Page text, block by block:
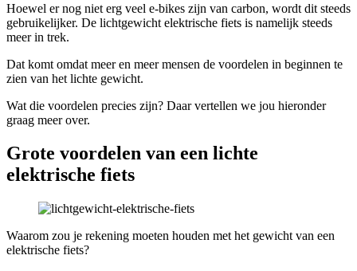
Hoewel er nog niet erg veel e-bikes zijn van carbon, wordt dit steeds
gebruikelijker. De lichtgewicht elektrische fiets is namelijk steeds
meer in trek.
Dat komt omdat meer en meer mensen de voordelen in beginnen te
zien van het lichte gewicht.
Wat die voordelen precies zijn? Daar vertellen we jou hieronder
graag meer over.
Grote voordelen van een lichte
elektrische fiets
Waarom zou je rekening moeten houden met het gewicht van een
elektrische fiets?